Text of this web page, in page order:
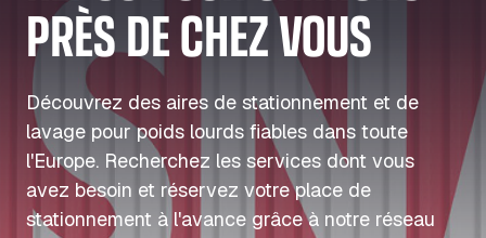
PRÈS DE CHEZ VOUS
Découvrez des aires de stationnement et de
lavage pour poids lourds fiables dans toute
l'Europe. Recherchez les services dont vous
avez besoin et réservez votre place de
stationnement à l'avance grâce à notre réseau